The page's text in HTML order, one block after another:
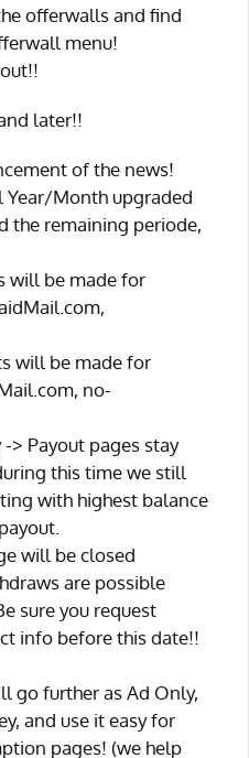
offerwalls and find
menu!
later!!
of the news!
Year/Month upgraded
the remaining periode,
will be made for
will be made for
no-
-> Payout pages stay
this time we still
with highest balance
will be closed
are possible
sure you request
info before this date!!
go further as Ad Only,
and use it easy for
pages! (we help